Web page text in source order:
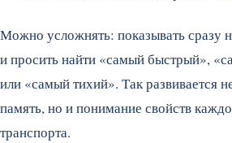
Можно усложнять: показывать сразу
и просить найти «самый быстрый»,
или «самый тихий». Так развивается
память, но и понимание свойств
транспорта.